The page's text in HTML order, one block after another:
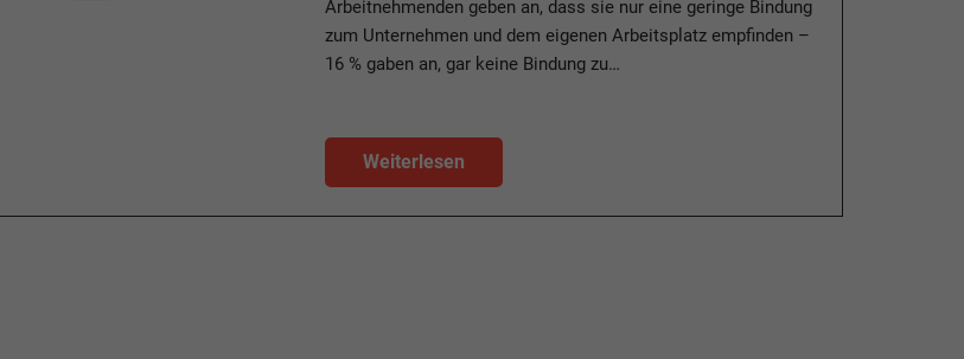
Arbeitnehmenden geben an, dass sie nur eine geringe Bindung
zum Unternehmen und dem eigenen Arbeitsplatz empfinden –
16 % gaben an, gar keine Bindung zu…
Weiterlesen